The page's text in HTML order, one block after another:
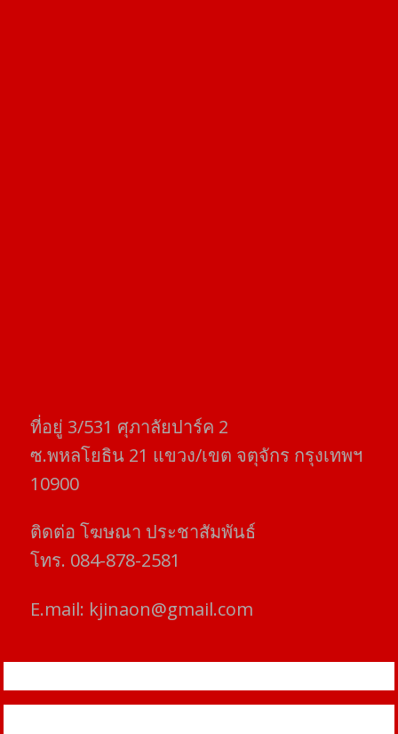
ที่อยู่​ 3/531​ ศุภาลัยปาร์ค​ 2
ซ.พหลโยธิน​ 21​ แขวง/เขต​ จตุจักร​ กรุงเทพฯ
10900
ติดต่อ​ โฆษณา​ ประชาสัมพันธ์
โทร​. 084-878-2581
E.mail: kjinaon@gmail.com